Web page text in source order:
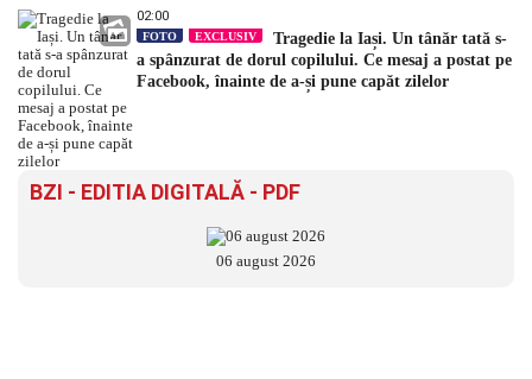
02:00
FOTO EXCLUSIV
Tragedie la Iași. Un tânăr tată s-
a spânzurat de dorul copilului. Ce mesaj a postat pe
Facebook, înainte de a-și pune capăt zilelor
BZI - EDITIA DIGITALĂ - PDF
06 august 2026